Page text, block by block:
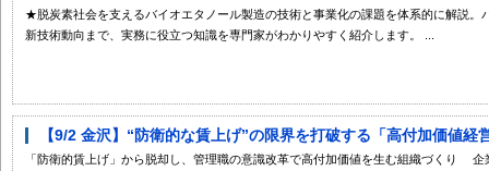
★脱炭素社会を支えるバイオエタノール製造の技術と事業化の課題を体系的に解説。
新技術動向まで、実務に役立つ知識を専門家がわかりやすく紹介します。 ...
【9/2 金沢】“防衛的な賃上げ”の限界を打破する「高付加価値経
「防衛的賃上げ」から脱却し、管理職の意識改革で高付加価値を生む組織づくり